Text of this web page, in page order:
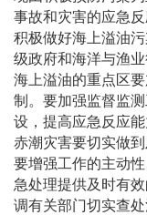
事故和灾害的应急
积极做好海上溢油
级政府和海洋与渔
海上溢油的重点区
制。要加强监督监
设，提高应急反应
赤潮灾害要切实做
要增强工作的主动
急处理提供及时有
调有关部门切实查